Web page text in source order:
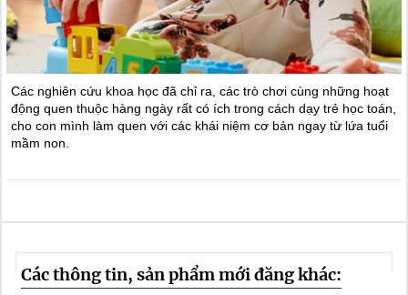
Các nghiên cứu khoa học đã chỉ ra, các trò chơi cùng những hoạt
động quen thuộc hàng ngày rất có ích trong cách dạy trẻ học toán,
cho con mình làm quen với các khái niệm cơ bản ngay từ lứa tuổi
mầm non.
Các thông tin, sản phẩm mới đăng khác: